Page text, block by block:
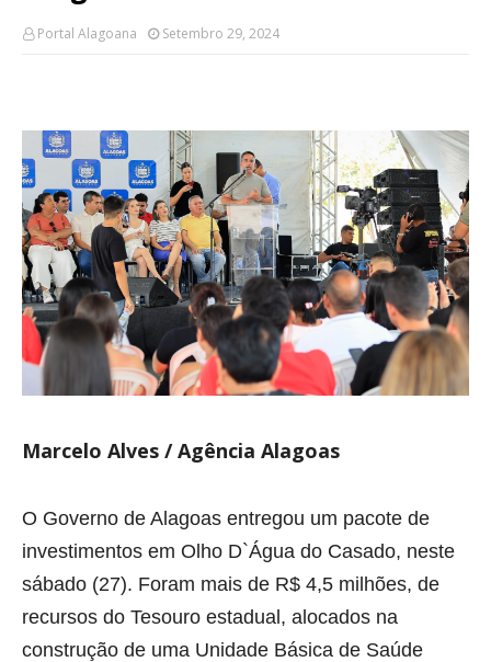
Portal Alagoana Setembro 29, 2024
Marcelo Alves / Agência Alagoas
O Governo de Alagoas entregou um pacote de
investimentos em Olho D`Água do Casado, neste
sábado (27). Foram mais de R$ 4,5 milhões, de
recursos do Tesouro estadual, alocados na
construção de uma Unidade Básica de Saúde